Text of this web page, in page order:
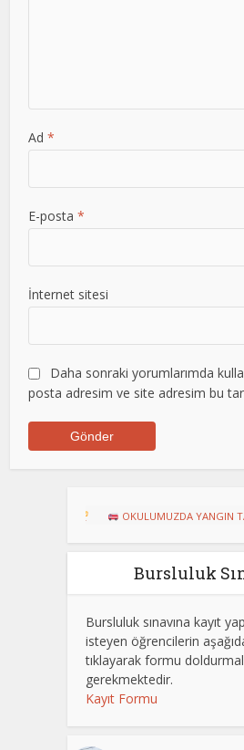
Ad*
E-posta*
İnternet sitesi
Daha sonraki yorumlarımda
posta adresim ve site adresim bu
OKULUMUZDA YANGIN TATBİKATI
Bursluluk
Bursluluk sınavına kayıt
isteyen öğrencilerin
tıklayarak formu
gerekmektedir.
Kayıt Formu